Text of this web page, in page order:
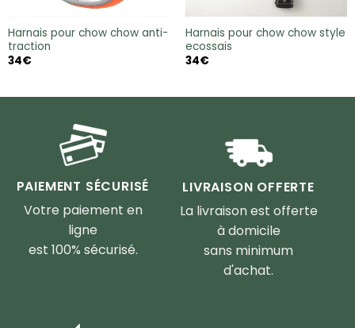
Harnais pour chow chow anti-
traction
34€
Harnais pour chow chow style
ecossais
34€
PAIEMENT SÉCURISÉ
Votre paiement en
ligne
est 100% sécurisé.
LIVRAISON OFFERTE
La livraison est offerte
à domicile
sans minimum
d'achat.